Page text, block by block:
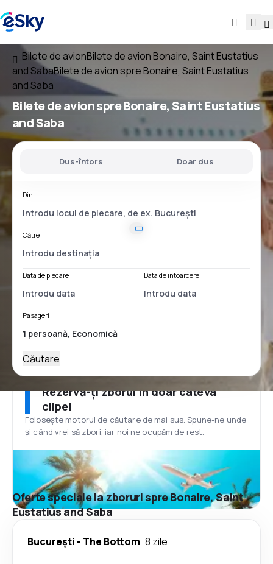
Bilete de avionBilete de avion Bonaire, Saint Eustatius
and SabaBilete de avion spre Bonaire, Saint Eustatius
and Saba
Bilete de avionspre Bonaire, Saint Eustatius
and Saba
Dus-întors Doar dus
Din
Către
Data de plecare Data de întoarcere
Pasageri
Căutare
Rezervă-ți zborul în doar câteva
clipe!
Folosește motorul de căutare de mai sus. Spune-ne unde
și când vrei să zbori, iar noi ne ocupăm de rest.
Oferte speciale la zboruri spre Bonaire, Saint
Eustatius and Saba
București - The Bottom 8 zile